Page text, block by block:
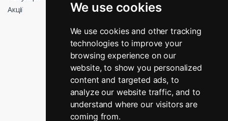
We use cookies
We use cookies and other tracking
technologies to improve your
browsing experience on our
website, to show you personalized
content and targeted ads, to
analyze our website traffic, and to
understand where our visitors are
coming from.
Акції
публічної
Про нас
Оплата
Повернення і
обмін
Графік роботи
Зв’яжіться з
нами
Магазини
Кредитні
Адреси
Мої сповіщення